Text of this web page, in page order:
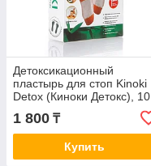
Детоксикационный
пластырь для стоп Kinoki
Detox (Киноки Детокс), 10
1 800 ₸
Купить